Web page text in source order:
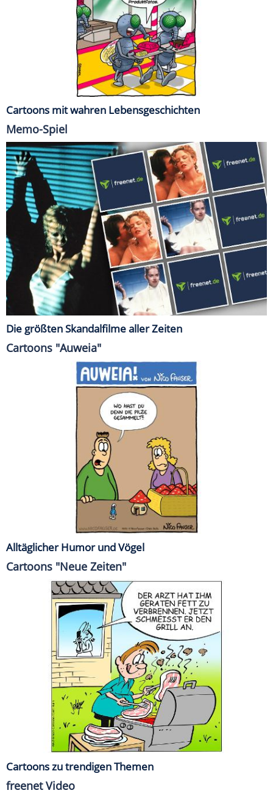
Cartoons mit wahren Lebensgeschichten
Memo-Spiel
Die größten Skandalfilme aller Zeiten
Cartoons "Auweia"
Alltäglicher Humor und Vögel
Cartoons "Neue Zeiten"
Cartoons zu trendigen Themen
freenet Video